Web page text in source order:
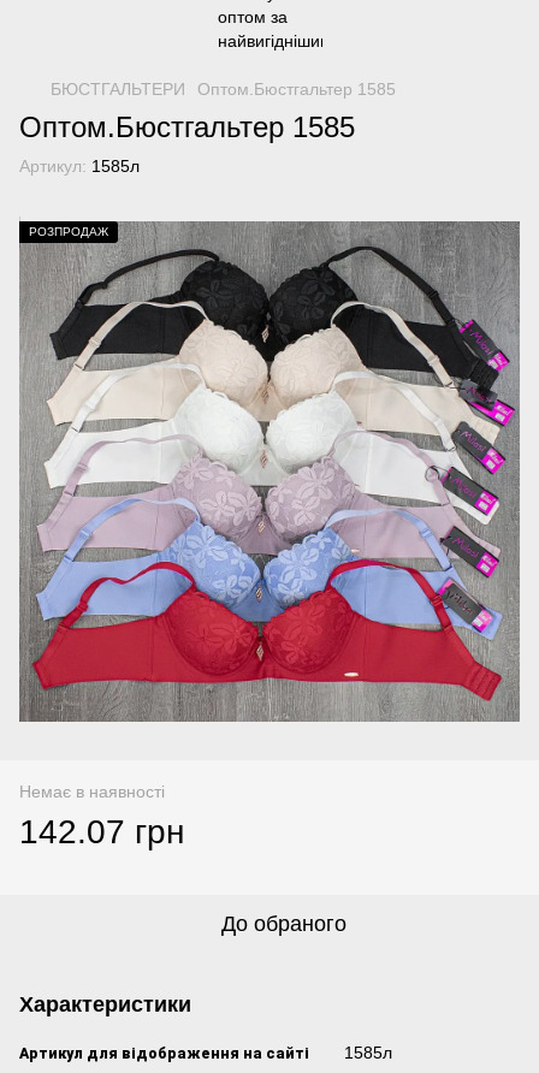
БЮСТГАЛЬТЕРИ Оптом.Бюстгальтер 1585
Оптом.Бюстгальтер 1585
Артикул: 1585л
РОЗПРОДАЖ
Немає в наявності
142.07 грн
До обраного
Характеристики
Артикул для відображення на сайті 1585л